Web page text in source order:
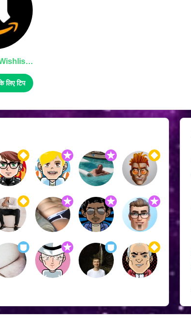
My Amazon Wishlist, Thank You!
लिए टिप